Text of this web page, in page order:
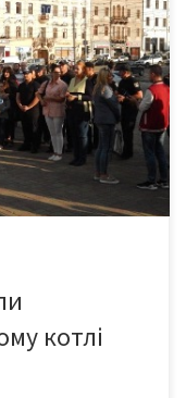
відбулася акція
молитви та
додому. 29 серпня
розпочали
області.
у
[…]
котлі